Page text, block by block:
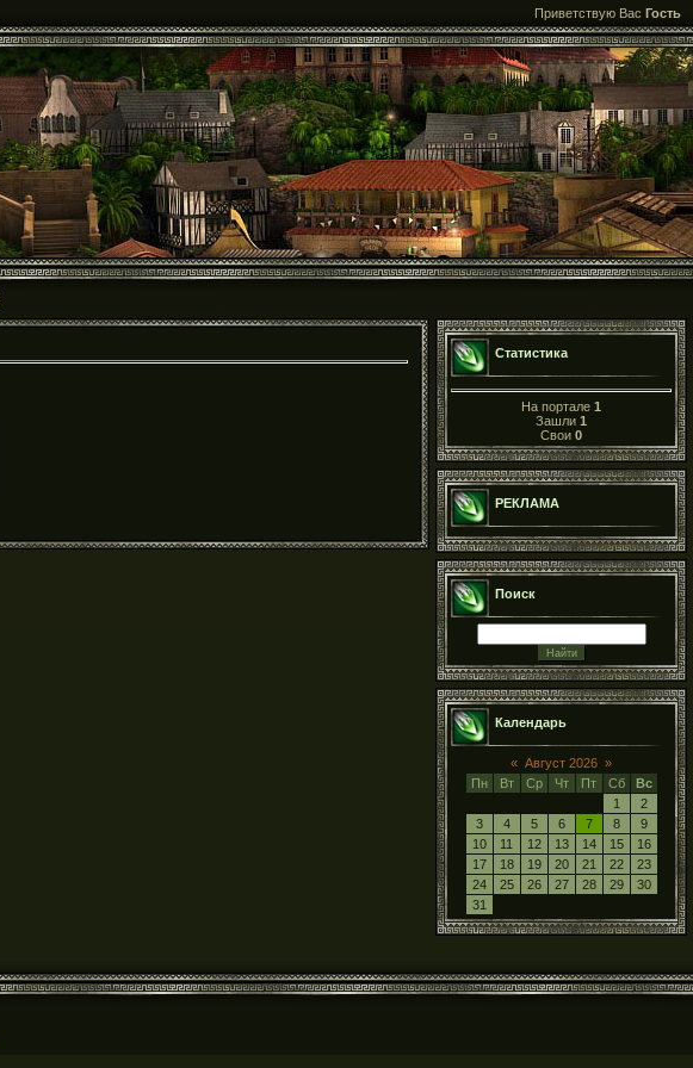
Приветствую Вас Гость
Статистика
На портале 1
Зашли 1
Свои 0
РЕКЛАМА
Поиск
Календарь
« Август 2026 »
Пн
Вт Ср Чт Пт Сб
Вс
1
2
3
4 5 6 7 8
9
10
11 12 13 14 15
16
17
18 19 20 21 22
23
24
25 26 27 28 29
30
31